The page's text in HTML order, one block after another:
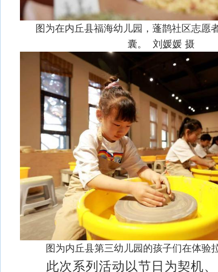
图为在内丘县福海幼儿园，蓬鹊社区志愿
囊。 刘媛媛 摄
图为内丘县第三幼儿园的孩子们在体验
此次系列活动以节日为契机、